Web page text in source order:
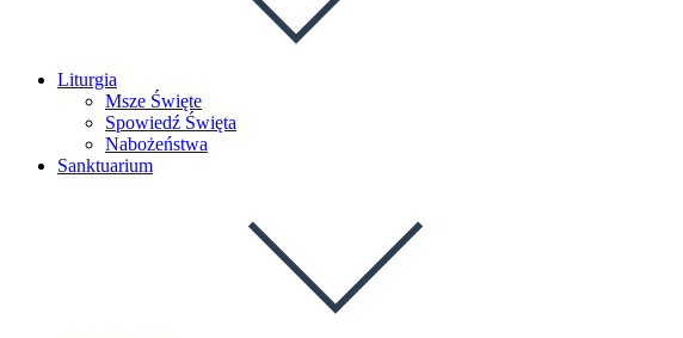
Liturgia
Msze Święte
Spowiedź Święta
Nabożeństwa
Sanktuarium